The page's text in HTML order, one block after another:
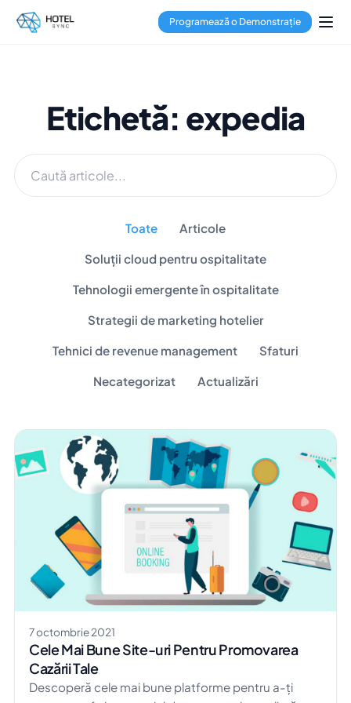
Programează o Demonstrație
Etichetă: expedia
Toate Articole
Soluții cloud pentru ospitalitate
Tehnologii emergente în ospitalitate
Strategii de marketing hotelier
Tehnici de revenue management Sfaturi
Necategorizat Actualizări
7 octombrie 2021
Cele Mai Bune Site-uri Pentru Promovarea
Cazării Tale
Descoperă cele mai bune platforme pentru a-ți